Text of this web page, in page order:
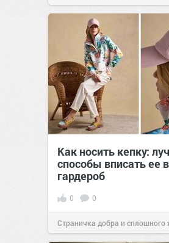
Как носить кепку:
способы вписать ее
гардероб
0 0
Страничка добра и сплошного